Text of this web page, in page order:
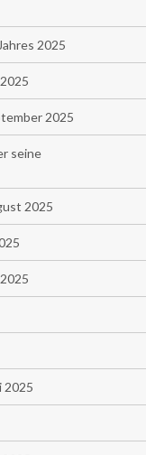
2025
2025
seine
2025
2025